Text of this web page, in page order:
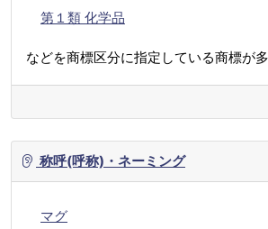
第１類 化学品
などを商標区分に指定している商標が多
称呼(呼称)・ネーミング
マグ